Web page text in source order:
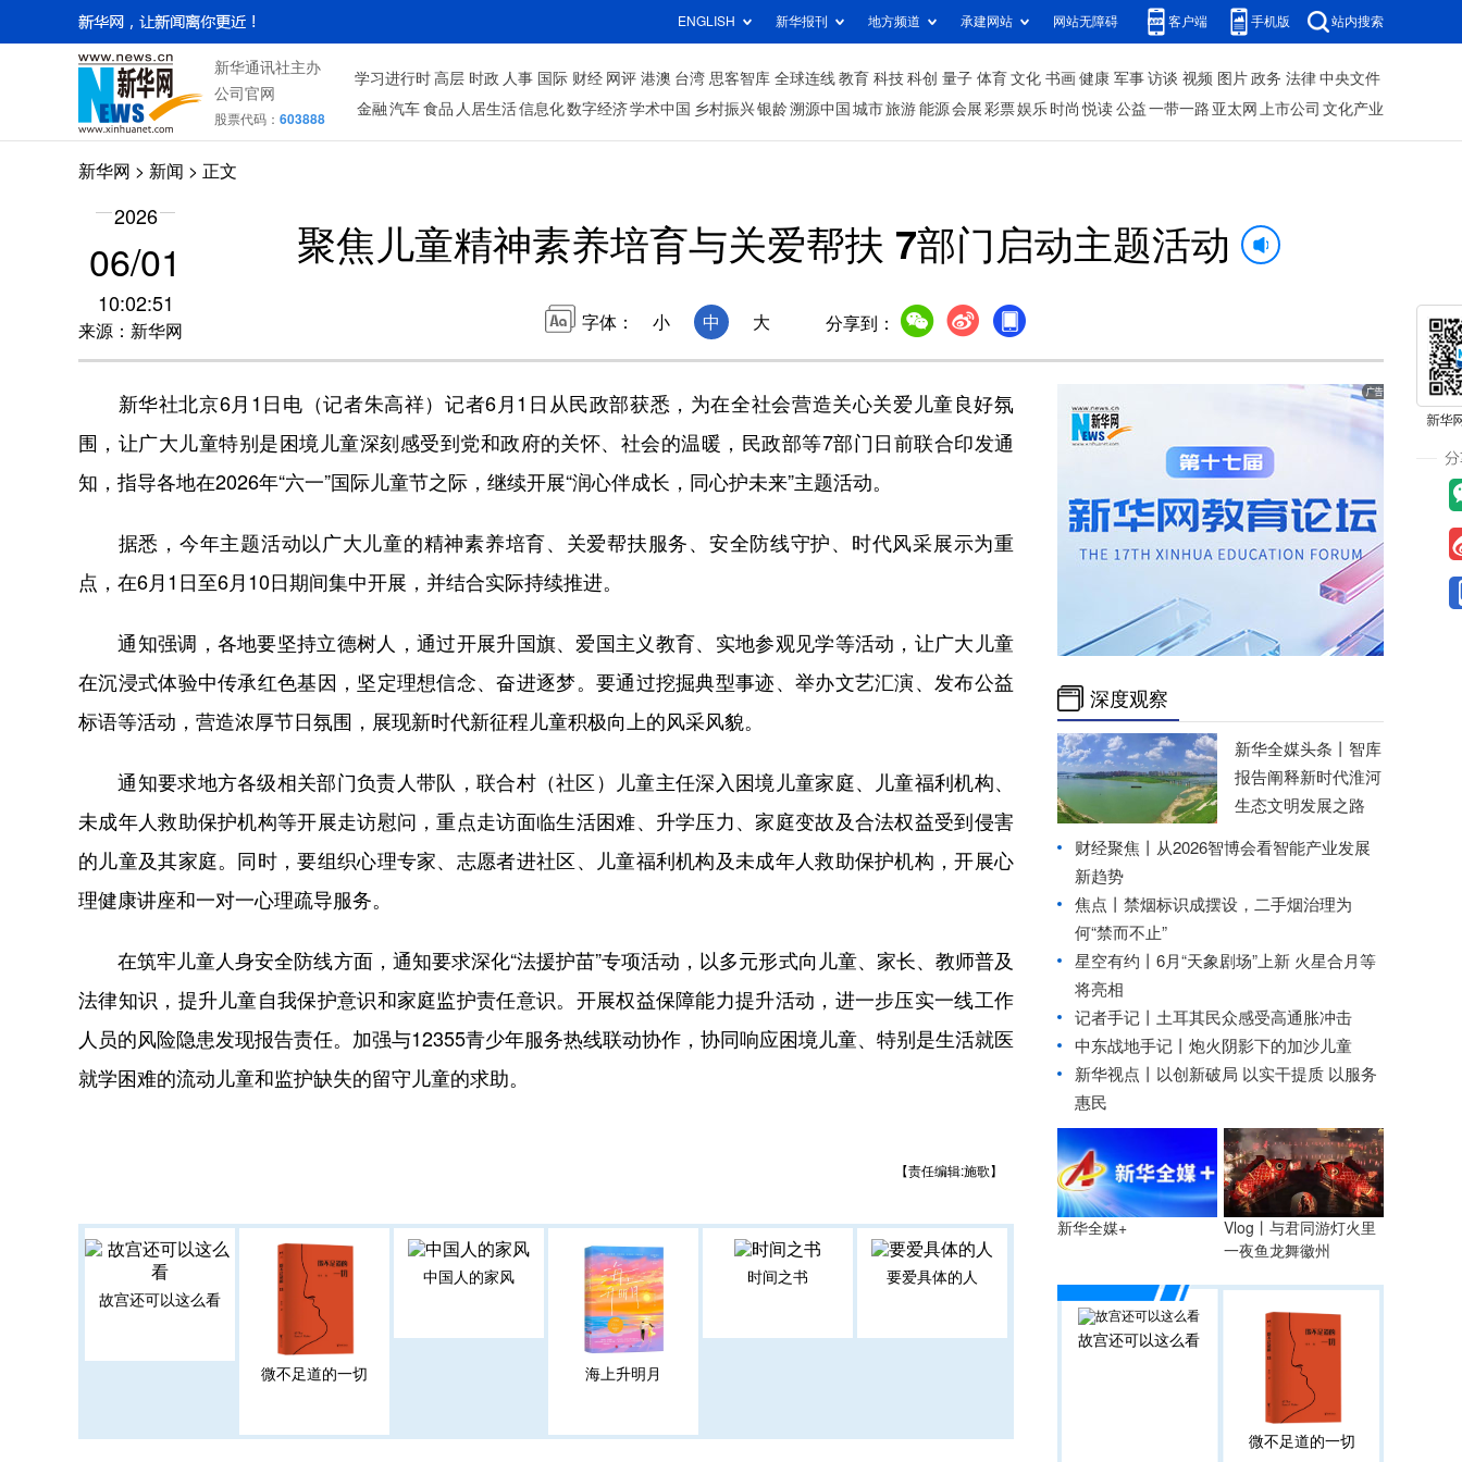
ENGLISH 新华报刊 地方频道 承建网站 网站无障碍 客户端 手机版 站内搜索
新华通讯社主办
公司官网
股票代码： 603888
学习进行时 高层 时政 人事 国际 财经 网评 港澳 台湾 思客智库 全球连线 教育 科技 科创 量子 体育 文化 书画 健康 军事 访谈 视频 图片 政务 法律 中央文件
金融 汽车 食品 人居生活信息化数字经济学术中国 乡村振兴银龄溯源中国 城市旅游 能源 会展 彩票娱乐 时尚 悦读 公益 一带一路 亚太网 上市公司 文化产业
新华网 > 新闻 > 正文
2026
06/01
10:02:51
来源：新华网
聚焦儿童精神素养培育与关爱帮扶 7部门启动主题活动
字体： 小 中 大 分享到：
新华社北京6月1日电（记者朱高祥）记者6月1日从民政部获悉，为在全社会营造关心关爱儿童良好氛
围，让广大儿童特别是困境儿童深刻感受到党和政府的关怀、社会的温暖，民政部等7部门日前联合印发通
知，指导各地在2026年“六一”国际儿童节之际，继续开展“润心伴成长，同心护未来”主题活动。
据悉，今年主题活动以广大儿童的精神素养培育、关爱帮扶服务、安全防线守护、时代风采展示为重
点，在6月1日至6月10日期间集中开展，并结合实际持续推进。
通知强调，各地要坚持立德树人，通过开展升国旗、爱国主义教育、实地参观见学等活动，让广大儿童
在沉浸式体验中传承红色基因，坚定理想信念、奋进逐梦。要通过挖掘典型事迹、举办文艺汇演、发布公益
标语等活动，营造浓厚节日氛围，展现新时代新征程儿童积极向上的风采风貌。
通知要求地方各级相关部门负责人带队，联合村（社区）儿童主任深入困境儿童家庭、儿童福利机构、
未成年人救助保护机构等开展走访慰问，重点走访面临生活困难、升学压力、家庭变故及合法权益受到侵害
的儿童及其家庭。同时，要组织心理专家、志愿者进社区、儿童福利机构及未成年人救助保护机构，开展心
理健康讲座和一对一心理疏导服务。
在筑牢儿童人身安全防线方面，通知要求深化“法援护苗”专项活动，以多元形式向儿童、家长、教师普及
法律知识，提升儿童自我保护意识和家庭监护责任意识。开展权益保障能力提升活动，进一步压实一线工作
人员的风险隐患发现报告责任。加强与12355青少年服务热线联动协作，协同响应困境儿童、特别是生活就医
就学困难的流动儿童和监护缺失的留守儿童的求助。
【责任编辑:施歌】
故宫还可以这么看
微不足道的一切
中国人的家风
海上升明月
时间之书 要爱具体的人
深度观察
新华全媒头条丨 智库
报告阐释新时代淮河
生态文明发展之路
财经聚焦丨
从2026智博会看智能产业发展
新趋势
焦点丨禁烟标识成摆设，二手烟治理为
何“禁而不止”
星空有约丨 6月“天象剧场”上新 火星合月等
将亮相
记者手记丨土耳其民众感受高通胀冲击
中东战地手记丨炮火阴影下的加沙儿童
新华视点丨
以创新破局 以实干提质 以服务
惠民
新华全媒+
Vlog丨与君同游灯火里
一夜鱼龙舞徽州
故宫还可以这么看
微不足道的一切